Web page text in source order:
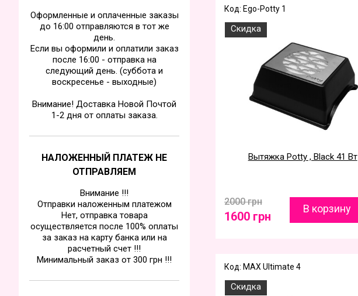
Оформленные и оплаченные заказы
до 16:00 отправляются в тот же
день.
Если вы оформили и оплатили заказ
после 16:00 - отправка на
следующий день. (суббота и
воскресенье - выходные)
Внимание! Доставка Новой Почтой
1-2 дня от оплаты заказа.
НАЛОЖЕННЫЙ ПЛАТЕЖ НЕ
ОТПРАВЛЯЕМ
Внимание !!!
Отправки наложенным платежом
Нет, отправка товара
осуществляется после 100% оплаты
за заказ на карту банка или на
расчетный счет !!!
Минимальный заказ от 300 грн !!!
Код: Ego-Potty 1
Скидка
Вытяжка Potty , Black 41 Вт
2000 грн
1600 грн
В корзину
Код: MAX Ultimate 4
Скидка